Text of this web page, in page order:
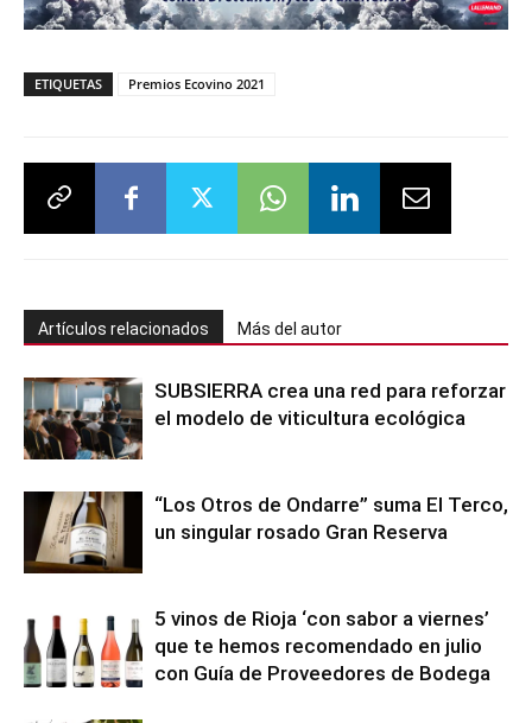
ETIQUETAS Premios Ecovino 2021
Artículos relacionados Más del autor
SUBSIERRA crea una red para reforzar
el modelo de viticultura ecológica
“Los Otros de Ondarre” suma El Terco,
un singular rosado Gran Reserva
5 vinos de Rioja ‘con sabor a viernes’
que te hemos recomendado en julio
con Guía de Proveedores de Bodega